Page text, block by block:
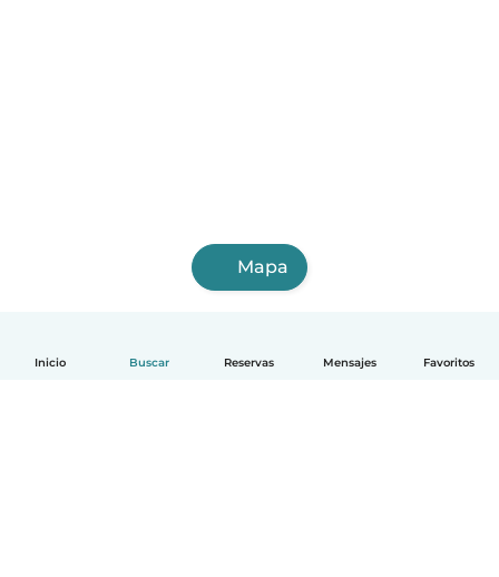
Inicio Buscar Reservas Mensajes Favoritos
Mapa